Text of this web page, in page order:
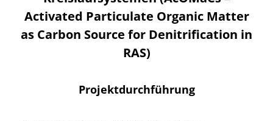
Activated Particulate Organic Matter
as Carbon Source for Denitrification in
RAS)
Projektdurchführung